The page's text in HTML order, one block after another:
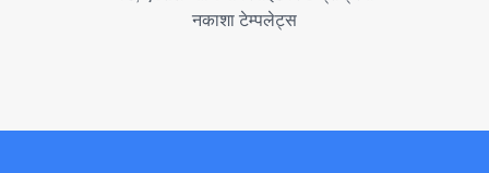
नकाशा टेम्पलेट्स